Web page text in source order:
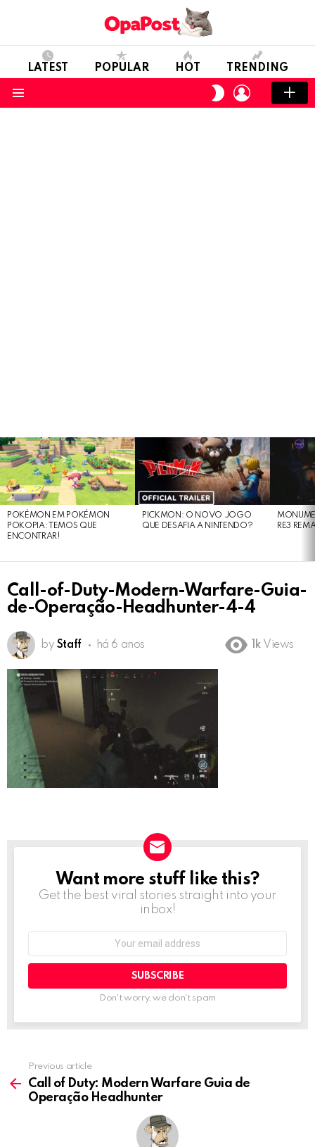
LATEST POPULAR HOT TRENDING
SWITCH
SKIN
LOGIN
LATEST
STORIES
POKÉMON EM POKÉMON
POKOPIA: TEMOS QUE
ENCONTRAR!
PICKMON: O NOVO JOGO
QUE DESAFIA A NINTENDO?
RE3
Call-of-Duty-Modern-Warfare-Guia-
de-Operação-Headhunter-4-4
by Staff há 6 anos 1k Views
NEWSLETTER
Want more stuff like this?
Get the best viral stories straight into your
inbox!
Don't worry, we don't spam
more
Previous article
Call of Duty: Modern Warfare Guia de
Operação Headhunter